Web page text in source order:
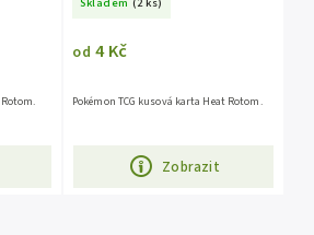
od 4 Kč
Zobrazit
Pokémon TCG kusová karta Heat Rotom.